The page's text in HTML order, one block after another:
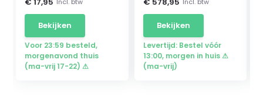
Bekijken
Voor 23:59 besteld,
morgenavond thuis
(ma-vrij 17-22) ⚠
Bekijken
Levertijd: Bestel vóór
13:00, morgen in huis ⚠
(ma-vrij)